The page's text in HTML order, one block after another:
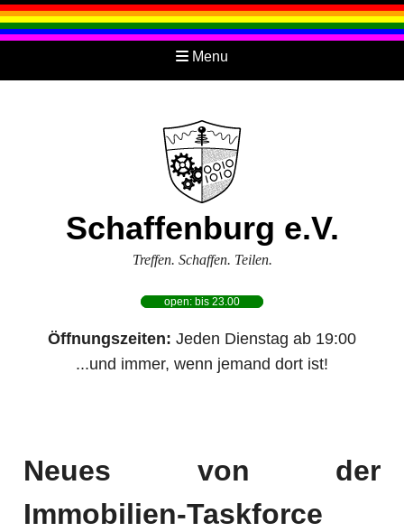
Menu
Schaffenburg e.V.
Treffen. Schaffen. Teilen.
open: bis 23.00
Öffnungszeiten: Jeden Dienstag ab 19:00
...und immer, wenn jemand dort ist!
Neues von der
Immobilien-Taskforce